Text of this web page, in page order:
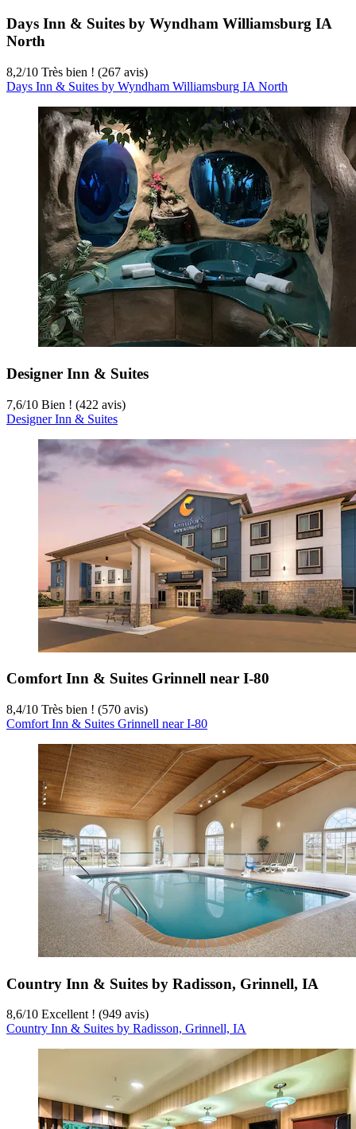
Days Inn & Suites by Wyndham Williamsburg IA
North
8,2/10 Très bien ! (267 avis)
Days Inn & Suites by Wyndham Williamsburg IA North
Designer Inn & Suites
7,6/10 Bien ! (422 avis)
Designer Inn & Suites
Comfort Inn & Suites Grinnell near I-80
8,4/10 Très bien ! (570 avis)
Comfort Inn & Suites Grinnell near I-80
Country Inn & Suites by Radisson, Grinnell, IA
8,6/10 Excellent ! (949 avis)
Country Inn & Suites by Radisson, Grinnell, IA